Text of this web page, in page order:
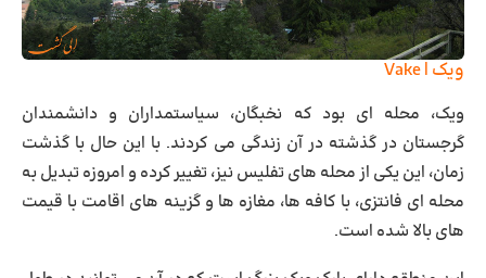
ویک | Vake
ویک، محله ای بود که نخبگان، سیاستمداران و دانشمندان
گرجستان در گذشته در آن زندگی می کردند. با این حال با گذشت
زمان، این یکی از محله های تفلیس نیز، تغییر کرده و امروزه تبدیل به
محله ای فانتزی، با کافه ها، مغازه ها و گزینه های اقامت با قیمت
های بالا شده است.